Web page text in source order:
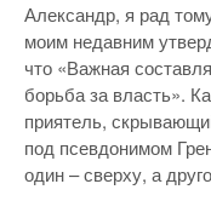
Александр, я рад
моим недавним
что «Важная
борьба за власть».
приятель,
под псевдонимом
один – сверху, а